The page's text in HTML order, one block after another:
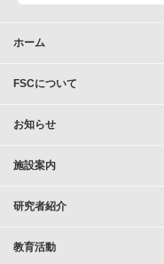
ホーム
FSCについて
お知らせ
施設案内
研究者紹介
教育活動